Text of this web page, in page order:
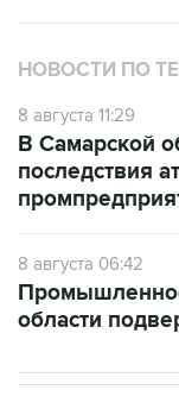
НОВОСТИ ПО
8 августа 11:29
В Самарской
последствия
8 августа 06:42
области